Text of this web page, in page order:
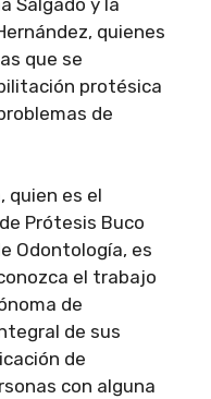
quienes
que se
protésica
de
quien es el
Prótesis Buco
Odontología, es
el trabajo
de
de sus
de
con alguna